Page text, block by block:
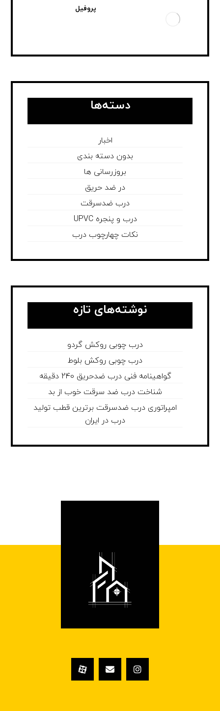
پروفیل
دسته‌ها
اخبار
بدون دسته بندی
بروزرسانی ها
در ضد حریق
درب ضدسرقت
درب و پنجره UPVC
نکات چهارچوب درب
نوشته‌های تازه
درب چوبی روکش گردو
درب چوبی روکش بلوط
گواهینامه فنی درب ضدحریق 240 دقیقه
شناخت درب ضد سرقت خوب از بد
امپراتوری درب ضدسرقت برترین قطب تولید
درب در ایران